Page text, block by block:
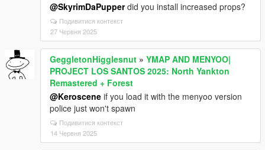
@SkyrimDaPupperdid you install increased props?
Подивитися контекст
27 Червня 2025
GeggletonHigglesnut » YMAP AND MENYOO|
PROJECT LOS SANTOS 2025: North Yankton
Remastered + Forest
@Keroscene if you load it with the menyoo version
police just won't spawn
Подивитися контекст
14 Червня 2025